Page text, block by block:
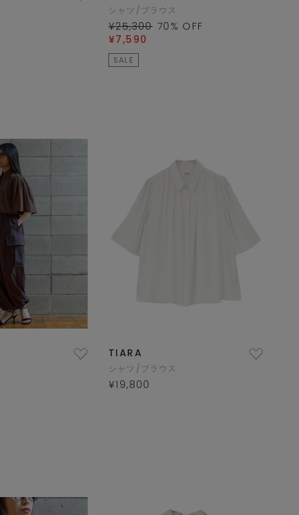
シャツ/ブラウス
¥25,300 70 % OFF
¥7,590
SALE
TIARA
シャツ/ブラウス
¥19,800